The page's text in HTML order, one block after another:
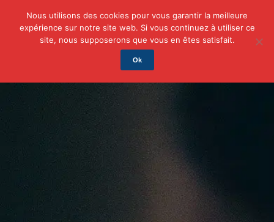
Auto/Moto Business Famille Finance
Nous utilisons des cookies pour vous garantir la meilleure
expérience sur notre site web. Si vous continuez à utiliser ce
site, nous supposerons que vous en êtes satisfait.
Ok